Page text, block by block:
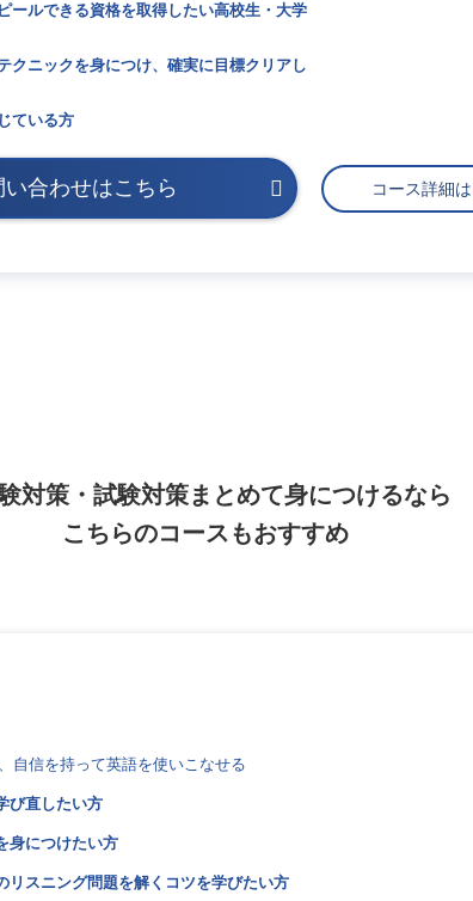
ールできる資格を取得したい高校生・大学
クニックを身につけ、確実に目標クリアし
ている方
い合わせはこちら コース詳細
対策・試験対策まとめて身につけるなら
こちらのコースもおすすめ
自信を持って英語を使いこなせる
び直したい方
身につけたい方
リスニング問題を解くコツを学びたい方